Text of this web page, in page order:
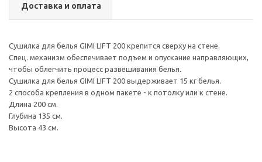
Доставка и оплата
Сушилка для белья GIMI LIFT 200 крепится сверху на стене.
Спец. механизм обеспечивает подъем и опускание направляющих,
чтобы облегчить процесс развешивания белья.
Сушилка для белья GIMI LIFT 200 выдерживает 15 кг белья.
2 способа крепления в одном пакете - к потолку или к стене.
Длина 200 см.
Глубина 135 см.
Высота 43 см.